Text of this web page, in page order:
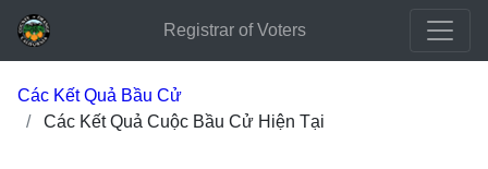
Registrar of Voters
Các Kết Quả Bầu Cử
Các Kết Quả Cuộc Bầu Cử Hiện Tại